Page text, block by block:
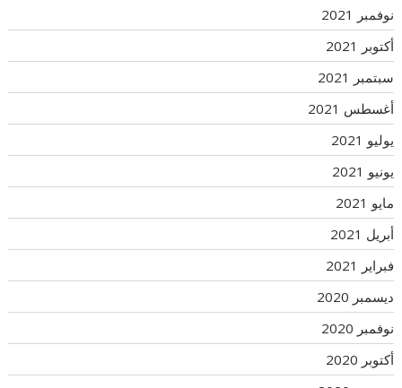
نوفمبر 2021
أكتوبر 2021
سبتمبر 2021
أغسطس 2021
يوليو 2021
يونيو 2021
مايو 2021
أبريل 2021
فبراير 2021
ديسمبر 2020
نوفمبر 2020
أكتوبر 2020